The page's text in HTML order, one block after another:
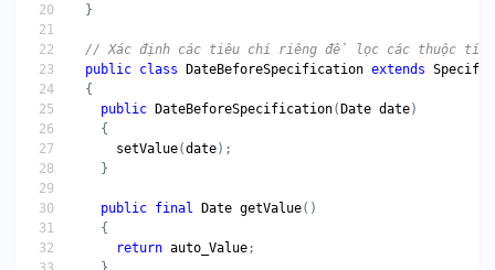
public class DateBeforeSpecification extends
public
DateBeforeSpecification( Date date
setValue(date
public final Date getValue
return auto_Value